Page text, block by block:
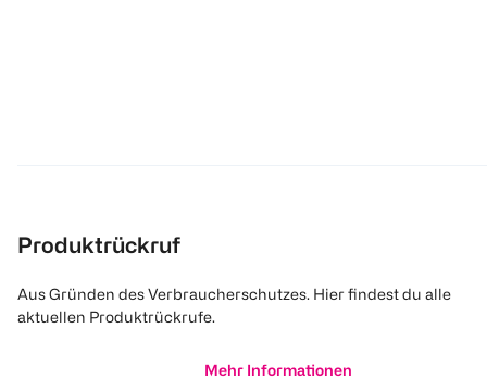
Produktrückruf
Aus Gründen des Verbraucherschutzes. Hier findest du alle
aktuellen Produktrückrufe.
Mehr Informationen